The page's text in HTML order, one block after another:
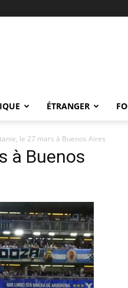
ÉTRANGER
le 27 mars à Buenos Aires
à Buenos